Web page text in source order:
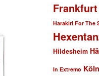
Frankfurt
Harakiri For The
Hildesheim
In Extremo Köln